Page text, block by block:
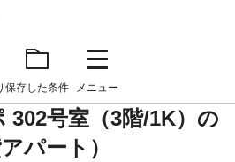
保存した条件 メニュー
302号室（3階/1K）の
パート）